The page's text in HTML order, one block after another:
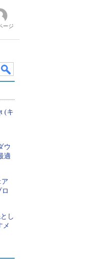
ージ
(キ
ウ
適
し
メ